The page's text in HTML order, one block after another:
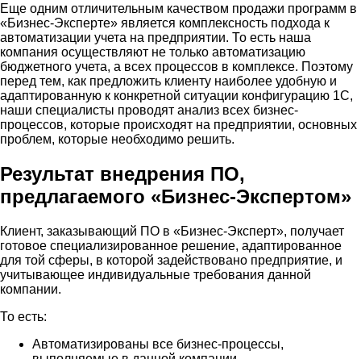
Еще одним отличительным качеством продажи программ в
«Бизнес-Эксперте» является комплексность подхода к
автоматизации учета на предприятии. То есть наша
компания осуществляют не только автоматизацию
бюджетного учета, а всех процессов в комплексе. Поэтому
перед тем, как предложить клиенту наиболее удобную и
адаптированную к конкретной ситуации конфигурацию 1С,
наши специалисты проводят анализ всех бизнес-
процессов, которые происходят на предприятии, основных
проблем, которые необходимо решить.
Результат внедрения ПО,
предлагаемого «Бизнес-Экспертом»
Клиент, заказывающий ПО в «Бизнес-Эксперт», получает
готовое специализированное решение, адаптированное
для той сферы, в которой задействовано предприятие, и
учитывающее индивидуальные требования данной
компании.
То есть:
Автоматизированы все бизнес-процессы,